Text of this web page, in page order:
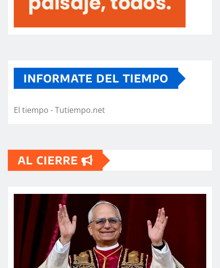
INFORMATE DEL TIEMPO
El tiempo - Tutiempo.net
AL CIERRE